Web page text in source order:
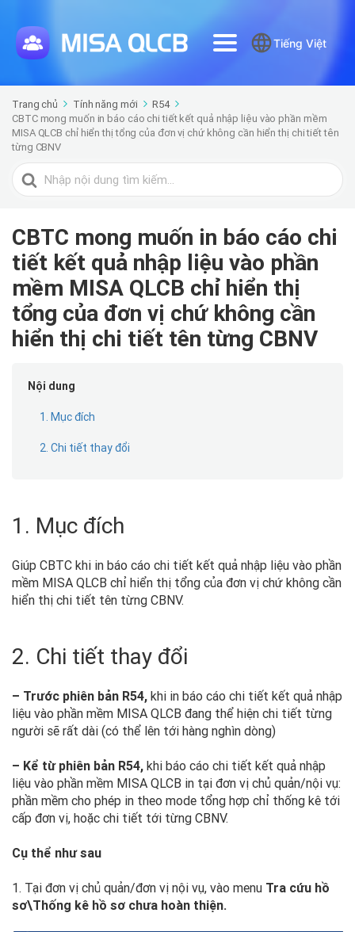
Tiếng Việt
Trang chủ Tính năng mới
R54
CBTC mong muốn in báo cáo chi tiết kết quả nhập liệu vào phần mềm
MISA QLCB chỉ hiển thị tổng của đơn vị chứ không cần hiển thị chi tiết tên
từng CBNV
Tìm
kiếm
CBTC mong muốn in báo cáo chi
tiết kết quả nhập liệu vào phần
mềm MISA QLCB chỉ hiển thị
tổng của đơn vị chứ không cần
hiển thị chi tiết tên từng CBNV
Nội dung
1. Mục đích
2. Chi tiết thay đổi
1. Mục đích
Giúp CBTC khi in báo cáo chi tiết kết quả nhập liệu vào phần
mềm MISA QLCB chỉ hiển thị tổng của đơn vị chứ không cần
hiển thị chi tiết tên từng CBNV.
2. Chi tiết thay đổi
– Trước phiên bản R54, khi in báo cáo chi tiết kết quả nhập
liệu vào phần mềm MISA QLCB đang thể hiện chi tiết từng
người sẽ rất dài (có thể lên tới hàng nghìn dòng)
– Kể từ phiên bản R54, khi báo cáo chi tiết kết quả nhập
liệu vào phần mềm MISA QLCB in tại đơn vị chủ quản/nội vụ:
phần mềm cho phép in theo mode tổng hợp chỉ thống kê tới
cấp đơn vị, hoặc chi tiết tới từng CBNV.
Cụ thể như sau
1. Tại đơn vị chủ quản/đơn vị nội vụ, vào menu Tra cứu hồ
sơ\Thống kê hồ sơ chưa hoàn thiện.